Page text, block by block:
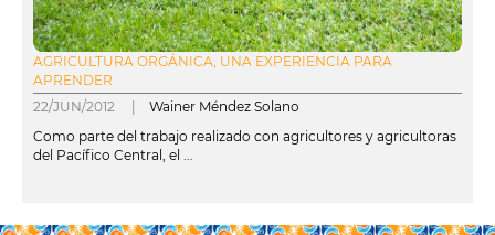
AGRICULTURA ORGÁNICA, UNA EXPERIENCIA PARA
APRENDER
22/JUN/2012 | Wainer Méndez Solano
Como parte del trabajo realizado con agricultores y agricultoras
del Pacífico Central, el ...